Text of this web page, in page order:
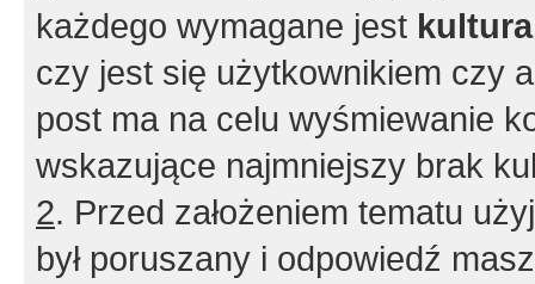
każdego wymagane jest
czy jest się użytkownikiem czy
post ma na celu wyśmiewanie
wskazujące najmniejszy brak
2. Przed założeniem tematu
był poruszany i odpowiedź